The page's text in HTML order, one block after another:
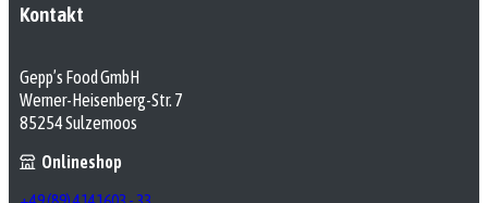
Kontakt
Gepp’s Food GmbH
Werner-Heisenberg-Str. 7
85254 Sulzemoos
Onlineshop